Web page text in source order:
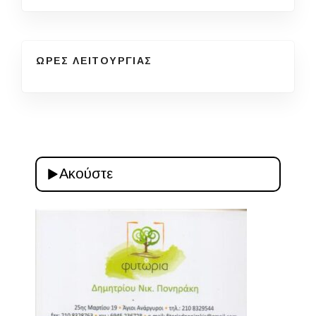
ΩΡΕΣ ΛΕΙΤΟΥΡΓΙΑΣ
Ακούστε